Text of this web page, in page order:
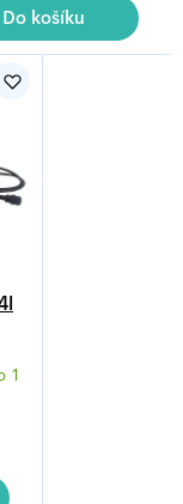
z
5
Do košíku
1